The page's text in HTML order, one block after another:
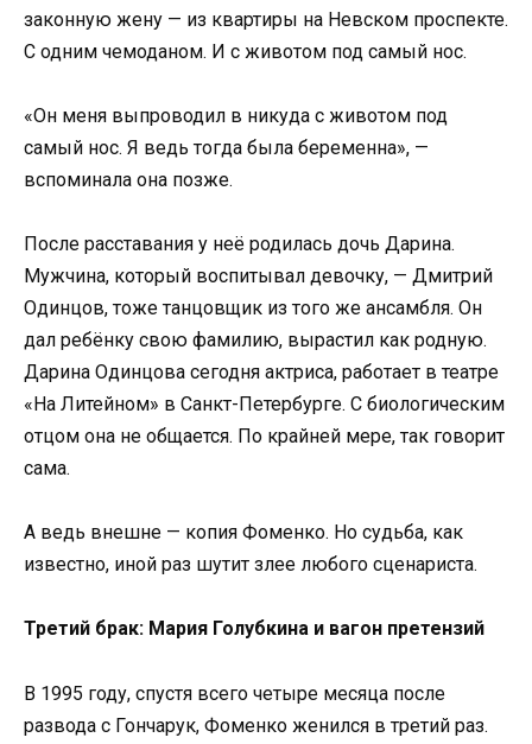
законную жену — из квартиры на Невском проспекте.
С одним чемоданом. И с животом под самый нос.
«Он меня выпроводил в никуда с животом под
самый нос. Я ведь тогда была беременна», —
вспоминала она позже.
После расставания у неё родилась дочь Дарина.
Мужчина, который воспитывал девочку, — Дмитрий
Одинцов, тоже танцовщик из того же ансамбля. Он
дал ребёнку свою фамилию, вырастил как родную.
Дарина Одинцова сегодня актриса, работает в театре
«На Литейном» в Санкт-Петербурге. С биологическим
отцом она не общается. По крайней мере, так говорит
сама.
А ведь внешне — копия Фоменко. Но судьба, как
известно, иной раз шутит злее любого сценариста.
Третий брак: Мария Голубкина и вагон претензий
В 1995 году, спустя всего четыре месяца после
развода с Гончарук, Фоменко женился в третий раз.